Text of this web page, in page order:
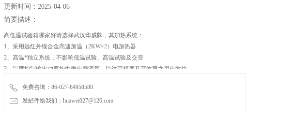
更新时间：2025-04-06
简要描述：
高低温试验箱哪家好请选择武汉华威牌，其加热系统：
1、采用远红外镍合金高速加温（2KW×2）电加热器
2、高温*独立系统，不影响低温试验、高温试验及交变
3、温度控制输出功率均由微电脑演算，以达高精度及高效率之用电效益
免费咨询：86-027-84958588
发邮件给我们：huawei027@126.com